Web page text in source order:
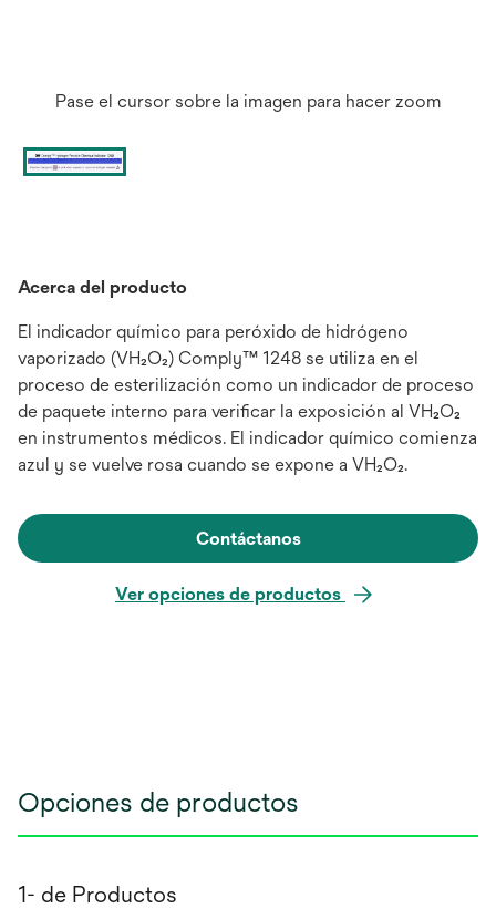
Pase el cursor sobre la imagen para hacer zoom
Acerca del producto
El indicador químico para peróxido de hidrógeno
vaporizado (VH₂O₂) Comply™ 1248 se utiliza en el
proceso de esterilización como un indicador de proceso
de paquete interno para verificar la exposición al VH₂O₂
en instrumentos médicos. El indicador químico comienza
azul y se vuelve rosa cuando se expone a VH₂O₂.
Contáctanos
Ver opciones de productos
Opciones de productos
1- de Productos